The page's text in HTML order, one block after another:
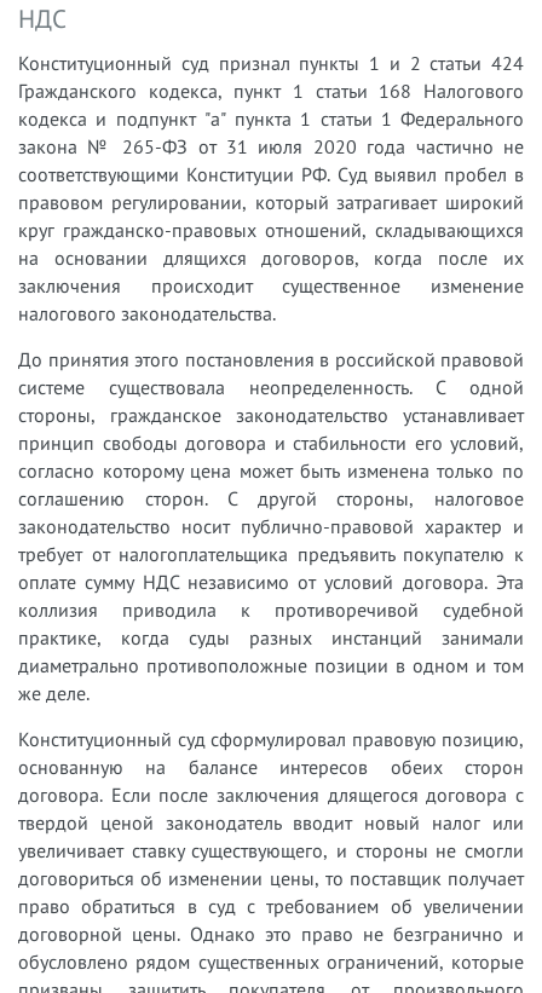
НДС
Конституционный суд признал пункты 1 и 2 статьи 424
Гражданского кодекса, пункт 1 статьи 168 Налогового
кодекса и подпункт "а" пункта 1 статьи 1 Федерального
закона № 265-ФЗ от 31 июля 2020 года частично не
соответствующими Конституции РФ. Суд выявил пробел в
правовом регулировании, который затрагивает широкий
круг гражданско-правовых отношений, складывающихся
на основании длящихся договоров, когда после их
заключения происходит существенное изменение
налогового законодательства.
До принятия этого постановления в российской правовой
системе существовала неопределенность. С одной
стороны, гражданское законодательство устанавливает
принцип свободы договора и стабильности его условий,
согласно которому цена может быть изменена только по
соглашению сторон. С другой стороны, налоговое
законодательство носит публично-правовой характер и
требует от налогоплательщика предъявить покупателю к
оплате сумму НДС независимо от условий договора. Эта
коллизия приводила к противоречивой судебной
практике, когда суды разных инстанций занимали
диаметрально противоположные позиции в одном и том
же деле.
Конституционный суд сформулировал правовую позицию,
основанную на балансе интересов обеих сторон
договора. Если после заключения длящегося договора с
твердой ценой законодатель вводит новый налог или
увеличивает ставку существующего, и стороны не смогли
договориться об изменении цены, то поставщик получает
право обратиться в суд с требованием об увеличении
договорной цены. Однако это право не безгранично и
обусловлено рядом существенных ограничений, которые